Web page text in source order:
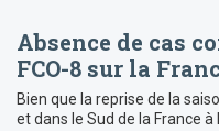
Absence de cas
FCO-8 sur la
Bien que la reprise de la
et dans le Sud de la France à